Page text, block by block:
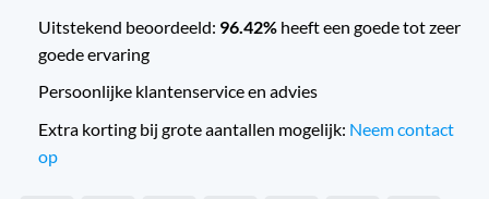
Uitstekend beoordeeld: 96.42% heeft een goede tot zeer
goede ervaring
Persoonlijke klantenservice en advies
Extra korting bij grote aantallen mogelijk: Neem contact
op